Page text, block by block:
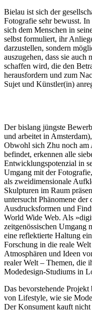
Bielau ist sich der
Fotografie sehr bewusst.
sich dem Menschen in
selbst formuliert, ihr
darzustellen, sondern
auszugehen, dass sie
schaffen wird, die den
herausfordern und zum
Sujet und Künstler(in)
Der bislang jüngste
und arbeitet in
Obwohl sich Zhu noch am
befindet, erkennen alle
Entwicklungspotenzial in
Umgang mit der
als zweidimensionale
Skulpturen im Raum
untersucht Phänomene
Ausdrucksformen und
World Wide Web. Als
zeitgenössischen Umgang
eine reflektierte Haltung
Forschung in die reale
Atmosphären und Ideen
realer Welt – Themen, die
Modedesign-Studiums in
Das bevorstehende
von Lifestyle, wie sie
Der Konsument kauft nicht